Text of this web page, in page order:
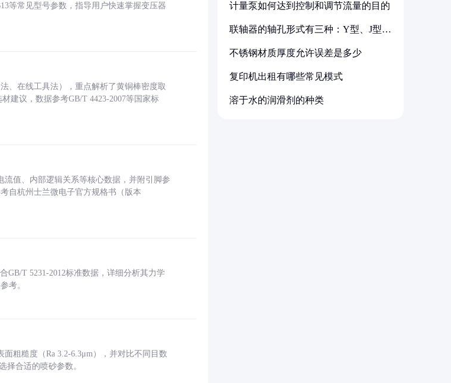
等常见型号参数，指导用户快速掌握变压器
、在线工具法），重点解析了黄铜棒密度取
建议，数据参考GB/T 4423-2007等国家标
流值、内部逻辑关系等核心数据，并附引脚参
自杭州士兰微电子官方规格书（版本
GB/T 5231-2012标准数据，详细分析其力学
考。
粗糙度（Ra 3.2-6.3μm），并对比不同目数
择合适的喷砂参数。
计量泵如何达到控制和调节流量的目的
联轴器的轴孔形式有三种：Y型、J型、
不锈钢材质厚度允许误差是多少
复印机出租有哪些常见模式
溶于水的润滑剂的种类